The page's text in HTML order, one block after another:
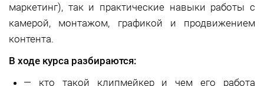
маркетинг), так и практические навыки работы с
камерой, монтажом, графикой и продвижением
контента.
В ходе курса разбираются:
— кто такой клипмейкер и чем его работа